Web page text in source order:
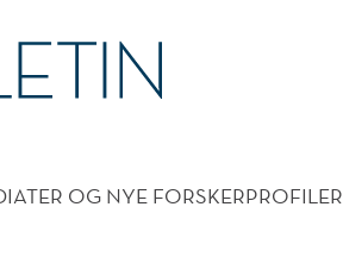
OG NYE FORSKERPROFILER